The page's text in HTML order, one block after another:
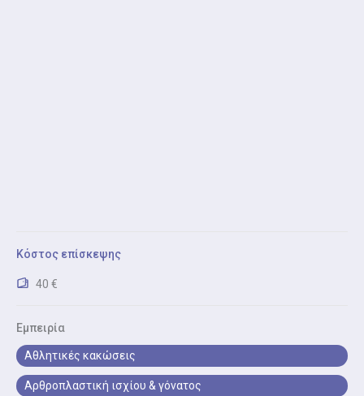
Κόστος επίσκεψης
40 €
Εμπειρία
Αθλητικές κακώσεις
Αρθροπλαστική ισχίου & γόνατος
έκδοση ή ανανέωση συνταγών φαρμάκων και